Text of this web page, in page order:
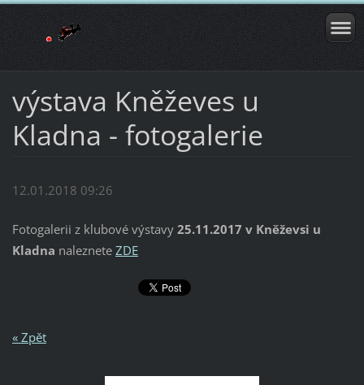
výstava Kněževes u
Kladna - fotogalerie
12.01.2018 09:26
Fotogalerii z klubové výstavy 25.11.2017 v Kněževsi u
Kladna naleznete ZDE
« Zpět